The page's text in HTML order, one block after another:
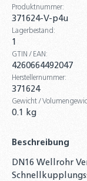
Produktnummer:
371624-V-p4u
Lagerbestand:
1
GTIN / EAN:
4260664492047
Herstellernummer:
371624
Gewicht /
0.1 kg
Beschreibung
DN16 Wellrohr